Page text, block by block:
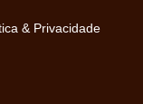
& Privacidade